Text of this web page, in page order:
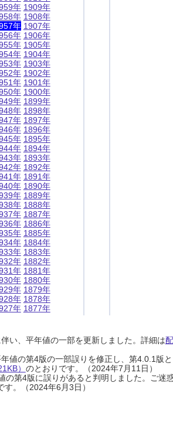
年
年
年
年
年
年
年
年
年
年
年
年
年
年
年
年
年
年
年
年
年
年
年
年
年
年
年
年
年
年
年
年
年
1909年
1908年
1907年
1906年
1905年
1904年
1903年
1902年
1901年
1900年
1899年
1898年
1897年
1896年
1895年
1894年
1893年
1892年
1891年
1890年
1889年
1888年
1887年
1886年
1885年
1884年
1883年
1882年
1881年
1880年
1879年
1878年
1877年
い、平年値の一部を更新しました。詳細は
値の第4版の一部誤りを修正し、第4.0.1版
） のとおりです。（2024年7月11日）
第4版に誤りがあると判明しました。ご迷
す。（2024年6月3日）